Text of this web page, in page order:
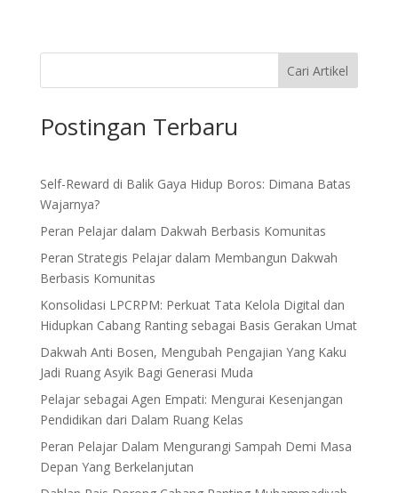
Cari Artikel
Postingan Terbaru
Self-Reward di Balik Gaya Hidup Boros: Dimana Batas
Wajarnya?
Peran Pelajar dalam Dakwah Berbasis Komunitas
Peran Strategis Pelajar dalam Membangun Dakwah
Berbasis Komunitas
Konsolidasi LPCRPM: Perkuat Tata Kelola Digital dan
Hidupkan Cabang Ranting sebagai Basis Gerakan Umat
Dakwah Anti Bosen, Mengubah Pengajian Yang Kaku
Jadi Ruang Asyik Bagi Generasi Muda
Pelajar sebagai Agen Empati: Mengurai Kesenjangan
Pendidikan dari Dalam Ruang Kelas
Peran Pelajar Dalam Mengurangi Sampah Demi Masa
Depan Yang Berkelanjutan